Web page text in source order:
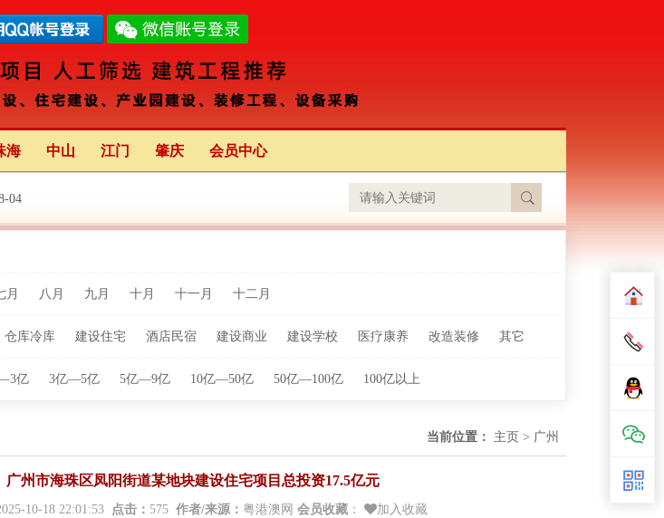
海 中山 江门 肇庆 会员中心
04
月 八月 九月 十月 十一月 十二月
仓库冷库 建设住宅 酒店民宿 建设商业 建设学校 医疗康养 改造装修 其它
亿 3亿—5亿 5亿—9亿 10亿—50亿 50亿—100亿 100亿以上
当前位置： 主页 > 广州
广州市海珠区凤阳街道某地块建设住宅项目总投资17.5亿元
10-18 22:01:53 点击： 575 作者/来源： 粤港澳网 会员收藏 ：
加入收藏